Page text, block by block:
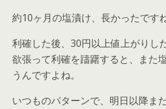
約10ヶ月の塩漬け、長かったですね
利確した後、30円以上値上がりし
欲張って利確を躊躇すると、また
うんですよね。
いつものパターンで、明日以降ま